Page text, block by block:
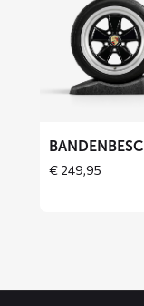
€ 249,95